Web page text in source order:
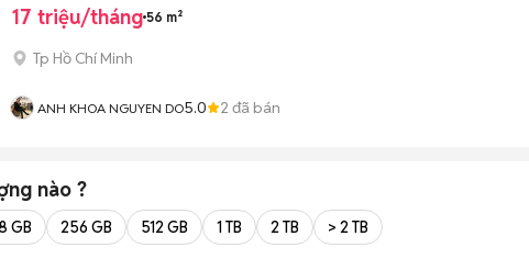
17 triệu/tháng 56 m²
Tp Hồ Chí Minh
ANH KHOA NGUYEN DO5.0 2 đã bán
nào ?
GB 256 GB 512 GB 1 TB 2 TB > 2 TB